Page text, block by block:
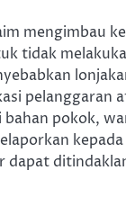
mengimbau
tidak
pelanggaran
bahan pokok,
dapat